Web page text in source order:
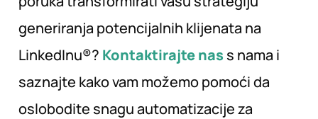
generiranja potencijalnih klijenata na
LinkedInu®? Kontaktirajte nas s nama i
saznajte kako vam možemo pomoći da
oslobodite snagu automatizacije za